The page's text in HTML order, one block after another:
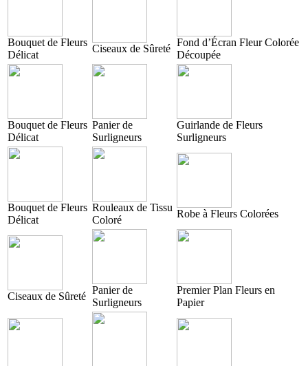
Bouquet de Fleurs
Délicat
Ciseaux de Sûreté
Fond d’Écran Fleur Colorée
Découpée
Bouquet de Fleurs
Délicat
Panier de
Surligneurs
Guirlande de Fleurs
Surligneurs
Bouquet de Fleurs
Délicat
Rouleaux de Tissu
Coloré
Robe à Fleurs Colorées
Ciseaux de Sûreté
Panier de
Surligneurs
Premier Plan Fleurs en
Papier